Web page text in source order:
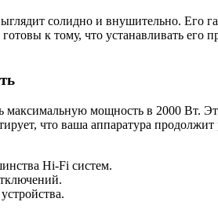
солидно и внушительно. Его
к тому, что устанавливать
максимальную мощность в 2000
что ваша аппаратура
Hi-Fi систем.